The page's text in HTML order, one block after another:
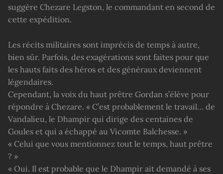
suggère Chezare Legston, le commandant en second de
cette expédition.
Les récits militaires sont imprécis de temps à autre,
bien sûr. Parfois, des exagérations sont faites pour que
les hauts faits des héros et des généraux deviennent
légendaires.
Cependant, la voix du haut prêtre Gordan s’élève pour
répondre à Chezare. « C’est probablement le travail… de
Vandalieu, le Dhampir qui dirige des centaines de
Goules et qui a échappé au Vicomte Balchesse. »
« Celui que vous mentionnez tout le temps, haut prêtre
? »
« Oui. Il est probable que le Dhampir ait demandé à ses